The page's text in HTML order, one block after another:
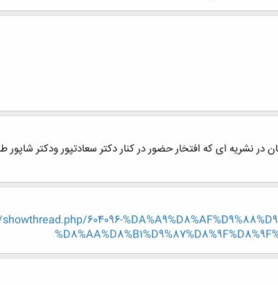
نشریه ای که افتخار حضور در کنار دکتر سعادتپور ودکتر
604096-